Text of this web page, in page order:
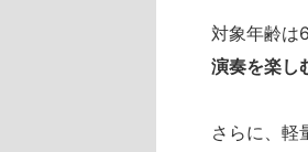
対象年齢は
演奏を楽し
さらに、軽